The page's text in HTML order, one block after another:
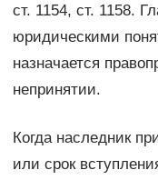
ст. 1154, ст. 1158.
юридическими
назначается
непринятии.
Когда наследник
или срок